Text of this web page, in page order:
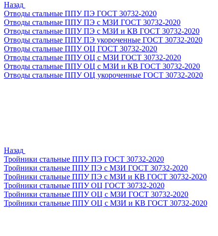
Назад
Отводы стальные ППУ ПЭ ГОСТ 30732-2020
Отводы стальные ППУ ПЭ с МЗИ ГОСТ 30732-2020
Отводы стальные ППУ ПЭ с МЗИ и КВ ГОСТ 30732-2020
Отводы стальные ППУ ПЭ укороченные ГОСТ 30732-2020
Отводы стальные ППУ ОЦ ГОСТ 30732-2020
Отводы стальные ППУ ОЦ с МЗИ ГОСТ 30732-2020
Отводы стальные ППУ ОЦ с МЗИ и КВ ГОСТ 30732-2020
Отводы стальные ППУ ОЦ укороченные ГОСТ 30732-2020
Назад
Тройники стальные ППУ ПЭ ГОСТ 30732-2020
Тройники стальные ППУ ПЭ с МЗИ ГОСТ 30732-2020
Тройники стальные ППУ ПЭ с МЗИ и КВ ГОСТ 30732-2020
Тройники стальные ППУ ОЦ ГОСТ 30732-2020
Тройники стальные ППУ ОЦ с МЗИ ГОСТ 30732-2020
Тройники стальные ППУ ОЦ с МЗИ и КВ ГОСТ 30732-2020